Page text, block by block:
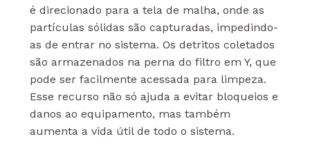
é direcionado para a tela de malha, onde as
partículas sólidas são capturadas, impedindo-
as de entrar no sistema. Os detritos coletados
são armazenados na perna do filtro em Y, que
pode ser facilmente acessada para limpeza.
Esse recurso não só ajuda a evitar bloqueios e
danos ao equipamento, mas também
aumenta a vida útil de todo o sistema.